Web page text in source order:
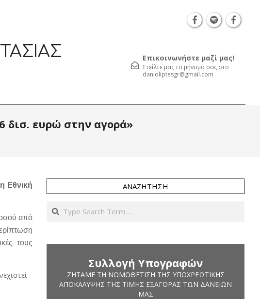
Επικοινωνήστε μαζί μας!
Στείλτε μας το μήνυμά σας στο
danioliptesgr@gmail.com
δισ. ευρώ στην αγορά»
Εθνική
από
τους
ΑΝΑΖΉΤΗΣΗ
Search
Συλλογή Υπογραφών
ΖΗΤΆΜΕ ΤΗ ΝΟΜΟΘΈΤΙΣΗ ΤΗΣ ΥΠΟΧΡΕΩΤΙΚΉΣ
ΑΠΟΚΆΛΥΨΗΣ ΤΗΣ ΤΙΜΉΣ ΕΞΑΓΟΡΆΣ ΤΩΝ ΔΑΝΕΊΩΝ
ΜΑΣ